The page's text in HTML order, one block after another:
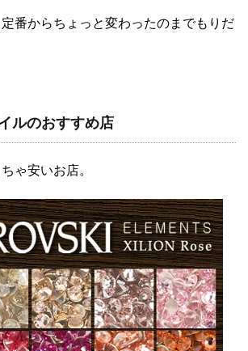
番からちょっと変わったのまでもりだ
ルのおすすめ店
ゃ安いお店。